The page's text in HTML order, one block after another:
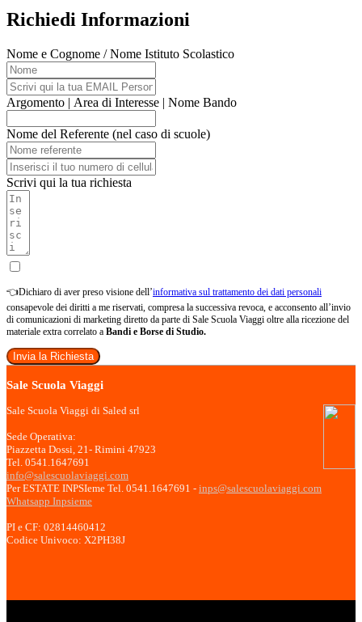
Richiedi Informazioni
Nome e Cognome / Nome Istituto Scolastico
Argomento | Area di Interesse | Nome Bando
Nome del Referente (nel caso di scuole)
Scrivi qui la tua richiesta
👈Dichiaro di aver preso visione dell’informativa sul trattamento dei dati personali
consapevole dei diritti a me riservati, compresa la successiva revoca, e acconsento all’invio
di comunicazioni di marketing diretto da parte di Sale Scuola Viaggi oltre alla ricezione del
materiale extra correlato a Bandi e Borse di Studio.
Invia la Richiesta
Sale Scuola Viaggi
Sale Scuola Viaggi di Saled srl
Sede Operativa:
Piazzetta Dossi, 21- Rimini 47923
Tel. 0541.1647691
info@salescuolaviaggi.com
Per ESTATE INPSIeme Tel. 0541.1647691 - inps@salescuolaviaggi.com
Whatsapp Inpsieme
PI e CF: 02814460412
Codice Univoco: X2PH38J